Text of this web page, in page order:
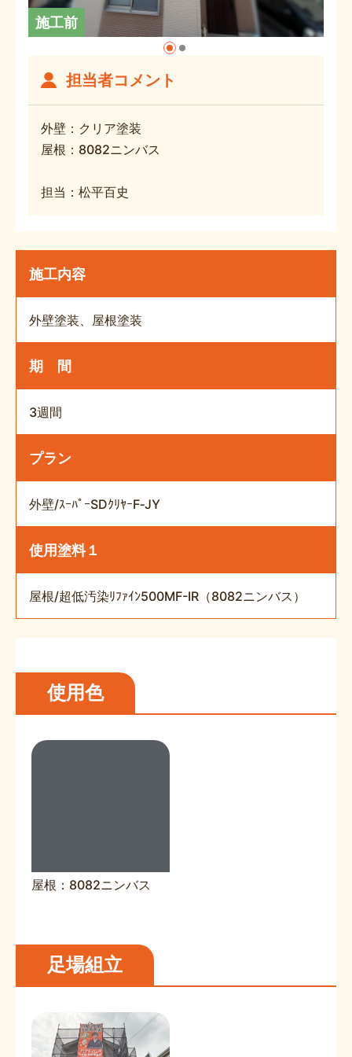
施工前
担当者コメント
外壁：クリア塗装
屋根：8082ニンバス
担当：松平百史
施工内容
外壁塗装、屋根塗装
期 間
3週間
プラン
外壁/ｽｰﾊﾟｰSDｸﾘﾔｰF‐JY
使用塗料１
屋根/超低汚染ﾘﾌｧｲﾝ500MF-IR（8082ニンバス）
使用色
屋根：8082ニンバス
足場組立